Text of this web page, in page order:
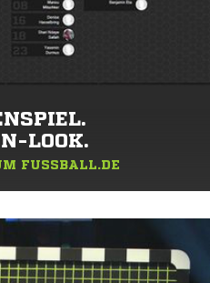
LOOK.
FUSSBALL.DE